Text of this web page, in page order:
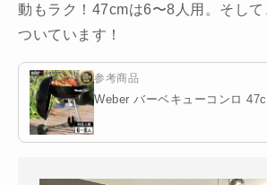
動もラク！47cmは6〜8人用。そし
ついています！
参考商品
Weber バーベキューコンロ